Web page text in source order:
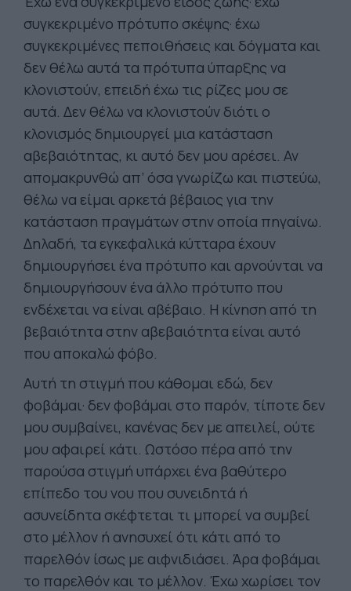
συγκεκριμένο πρότυπο σκέψης· έχω
συγκεκριμένες πεποιθήσεις και δόγματα και
δεν θέλω αυτά τα πρότυπα ύπαρξης να
κλονιστούν, επειδή έχω τις ρίζες μου σε
αυτά. Δεν θέλω να κλονιστούν διότι ο
κλονισμός δημιουργεί μια κατάσταση
αβεβαιότητας, κι αυτό δεν μου αρέσει. Αν
απομακρυνθώ απ’ όσα γνωρίζω και πιστεύω,
θέλω να είμαι αρκετά βέβαιος για την
κατάσταση πραγμάτων στην οποία πηγαίνω.
Δηλαδή, τα εγκεφαλικά κύτταρα έχουν
δημιουργήσει ένα πρότυπο και αρνούνται να
δημιουργήσουν ένα άλλο πρότυπο που
ενδέχεται να είναι αβέβαιο. Η κίνηση από τη
βεβαιότητα στην αβεβαιότητα είναι αυτό
που αποκαλώ φόβο.
Αυτή τη στιγμή που κάθομαι εδώ, δεν
φοβάμαι· δεν φοβάμαι στο παρόν, τίποτε δεν
μου συμβαίνει, κανένας δεν με απειλεί, ούτε
μου αφαιρεί κάτι. Ωστόσο πέρα από την
παρούσα στιγμή υπάρχει ένα βαθύτερο
επίπεδο του νου που συνειδητά ή
ασυνείδητα σκέφτεται τι μπορεί να συμβεί
στο μέλλον ή ανησυχεί ότι κάτι από το
παρελθόν ίσως με αιφνιδιάσει. Άρα φοβάμαι
το παρελθόν και το μέλλον. Έχω χωρίσει τον